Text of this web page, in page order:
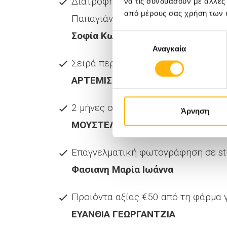
από μέρους σας χρήση των
Επιλογή
συγκατάθεσηςΑναγκαία
Άρνηση
Παπαγιάννη)
Σοφία Κωνσταντά
Σειρά περιποίησης προϊόντων
ΑΡΤΕΜΙΣ ΑΡΓΥΡΟΠΟΥΛΟΥ
2 μήνες συνδρομή σε προγράμματα
ΜΟΥΣΤΕΛΗ ΕΛΕΥΘΕΡΙΑ
Επαγγελματική φωτογράφηση σε
Φασιανη Μαρία Ιωάννα
Προϊόντα αξίας €50 από τη φάρμα
ΕΥΑΝΘΙΑ ΓΕΩΡΓΑΝΤΖΙΑ